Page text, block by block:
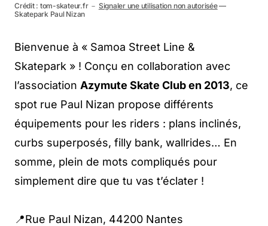
Crédit : tom-skateur.fr － Signaler une utilisation non autorisée—
Skatepark Paul Nizan
Bienvenue à « Samoa Street Line &
Skatepark » ! Conçu en collaboration avec
l’association Azymute Skate Club en 2013, ce
spot rue Paul Nizan propose différents
équipements pour les riders : plans inclinés,
curbs superposés, filly bank, wallrides… En
somme, plein de mots compliqués pour
simplement dire que tu vas t’éclater !
📍Rue Paul Nizan, 44200 Nantes